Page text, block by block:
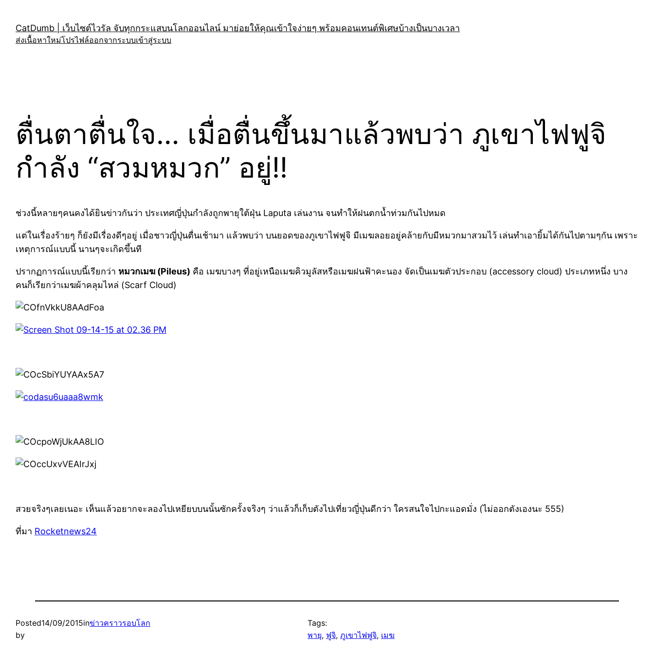
content
CatDumb | เว็บไซต์ไวรัล จับทุกกระแสบนโลกออนไลน์ มาย่อยให้คุณเข้าใจง่ายๆ พร้อมคอนเทนต์พิเศษบ้างเป็นบางเวลา
ส่งเนื้อหาใหม่โปรไฟล์ออกจากระบบเข้าสู่ระบบ
ตื่นตาตื่นใจ… เมื่อตื่นขึ้นมาแล้วพบว่า ภูเขาไฟฟูจิ
กำลัง “สวมหมวก” อยู่!!
ช่วงนี้หลายๆคนคงได้ยินข่าวกันว่า ประเทศญี่ปุ่นกำลังถูกพายุใต้ฝุ่น Laputa เล่นงาน จนทำให้ฝนตกน้ำท่วมกันไปหมด
แต่ในเรื่องร้ายๆ ก็ยังมีเรื่องดีๆอยู่ เมื่อชาวญี่ปุ่นตื่นเช้ามา แล้วพบว่า บนยอดของภูเขาไฟฟูจิ มีเมฆลอยอยู่คล้ายกับมีหมวกมาสวมไว้ เล่นทำเอายิ้มได้กันไปตามๆกัน เพราะ
เหตุการณ์แบบนี้ นานๆจะเกิดขึ้นที
ปรากฏการณ์แบบนี้เรียกว่า หมวกเมฆ (Pileus) คือ เมฆบางๆ ที่อยู่เหนือเมฆคิวมูลัสหรือเมฆฝนฟ้าคะนอง จัดเป็นเมฆตัวประกอบ (accessory cloud) ประเภทหนึ่ง บาง
คนก็เรียกว่าเมฆผ้าคลุมไหล่ (Scarf Cloud)
สวยจริงๆเลยเนอะ เห็นแล้วอยากจะลองไปเหยียบบนนั้นซักครั้งจริงๆ ว่าแล้วก็เก็บตังไปเที่ยวญี่ปุ่นดีกว่า ใครสนใจไปกะแอดมั่ง (ไม่ออกตังเองนะ 555)
ที่มา Rocketnews24
Posted14/09/2015inข่าวคราวรอบโลก
by
Tags:
พายุ, ฟูจิ, ภูเขาไฟฟูจิ, เมฆ